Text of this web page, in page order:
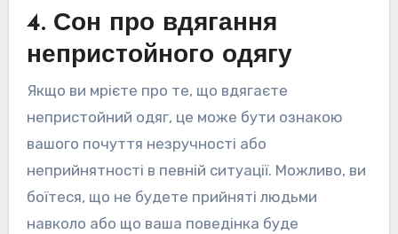
4. Сон про вдягання
непристойного одягу
Якщо ви мрієте про те, що вдягаєте
непристойний одяг, це може бути ознакою
вашого почуття незручності або
неприйнятності в певній ситуації. Можливо, ви
боїтеся, що не будете прийняті людьми
навколо або що ваша поведінка буде